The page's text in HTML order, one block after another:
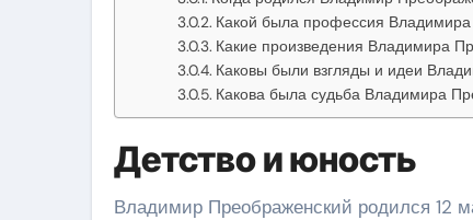
Какой была профессия Владимира
Какие произведения Владимира
Каковы были взгляды и идеи
Какова была судьба Владимира
Детство и юность
Владимир Преображенский родился 12